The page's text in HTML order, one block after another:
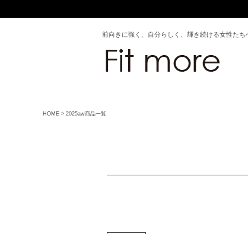
前向きに強く、自分らしく、輝き続ける女性たち
HOME 2025aw商品一覧
指定なし